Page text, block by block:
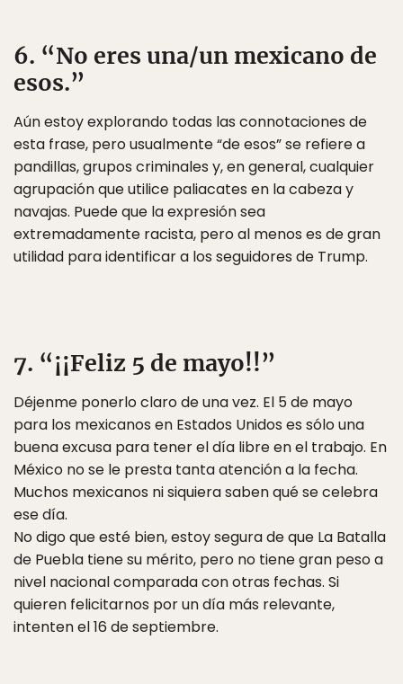
6. “No eres una/un mexicano de
esos.”
Aún estoy explorando todas las connotaciones de
esta frase, pero usualmente “de esos” se refiere a
pandillas, grupos criminales y, en general, cualquier
agrupación que utilice paliacates en la cabeza y
navajas. Puede que la expresión sea
extremadamente racista, pero al menos es de gran
utilidad para identificar a los seguidores de Trump.
7. “¡¡Feliz 5 de mayo!!”
Déjenme ponerlo claro de una vez. El 5 de mayo
para los mexicanos en Estados Unidos es sólo una
buena excusa para tener el día libre en el trabajo. En
México no se le presta tanta atención a la fecha.
Muchos mexicanos ni siquiera saben qué se celebra
ese día.
No digo que esté bien, estoy segura de que La Batalla
de Puebla tiene su mérito, pero no tiene gran peso a
nivel nacional comparada con otras fechas. Si
quieren felicitarnos por un día más relevante,
intenten el 16 de septiembre.